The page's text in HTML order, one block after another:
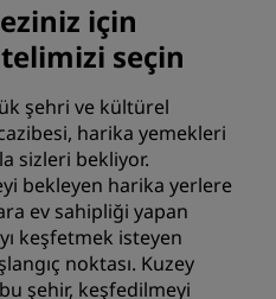
için
seçin
şehri ve kültürel
harika yemekleri
sizleri bekliyor.
bekleyen harika yerlere
ev sahipliği yapan
keşfetmek isteyen
noktası. Kuzey
şehir, keşfedilmeyi